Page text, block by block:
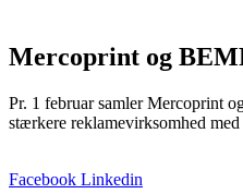
Mercoprint og
Pr. 1 februar samler Mercoprint
stærkere reklamevirksomhed
Facebook Linkedin